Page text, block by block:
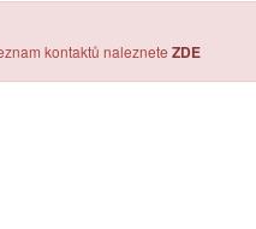
kontaktů naleznete ZDE